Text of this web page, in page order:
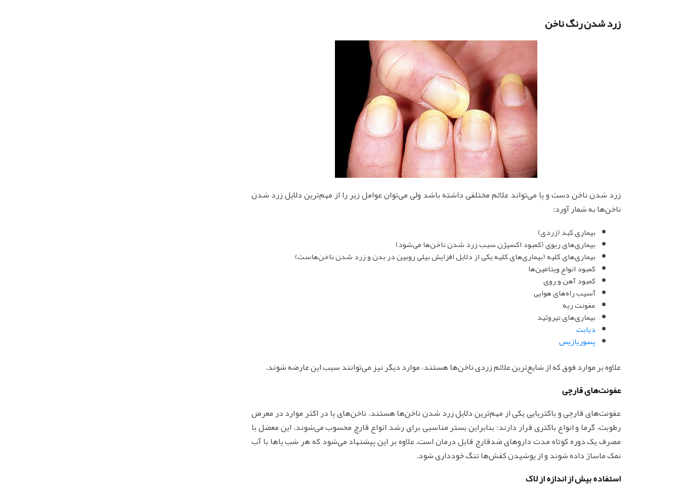
زرد شدن رنگ ناخن
زرد شدن ناخن دست و پا می‌تواند علائم مختلفی داشته باشد ولی می‌توان عوامل زیر را از مهم‌ترین دلایل زرد شدن
ناخن‌ها به شمار آورد:
بیماری کبد (زردی)
بیماری‌های ریوی (کمبود اکسیژن سبب زرد شدن ناخن‌ها می‌شود)
بیماری‌های کلیه (بیماری‌های کلیه یکی از دلایل افزایش بیلی روبین در بدن و زرد شدن ناخن‌هاست)
کمبود انواع ویتامین‌ها
کمبود آهن و روی
آسیب راه‌های هوایی
عفونت ریه
بیماری‌های تیروئید
دیابت
پسوریازیس
علاوه بر موارد فوق که از شایع‌ترین علائم زردی ناخن‌ها هستند، موارد دیگر نیز می‌توانند سبب این عارضه شوند.
عفونت‌های قارچی
عفونت‌های قارچی و باکتریایی یکی از مهم‌ترین دلایل زرد شدن ناخن‌ها هستند. ناخن‌های پا در اکثر موارد در معرض
رطوبت، گرما و انواع باکتری قرار دارند؛ بنابراین بستر مناسبی برای رشد انواع قارچ محسوب می‌شوند. این معضل با
مصرف یک دوره کوتاه مدت داروهای ضدقارچ قابل درمان است. علاوه بر این پیشنهاد می‌شود که هر شب پاها با آب
نمک ماساژ داده شوند و از پوشیدن کفش‌ها تنگ خودداری شود.
استفاده بیش از اندازه از لاک